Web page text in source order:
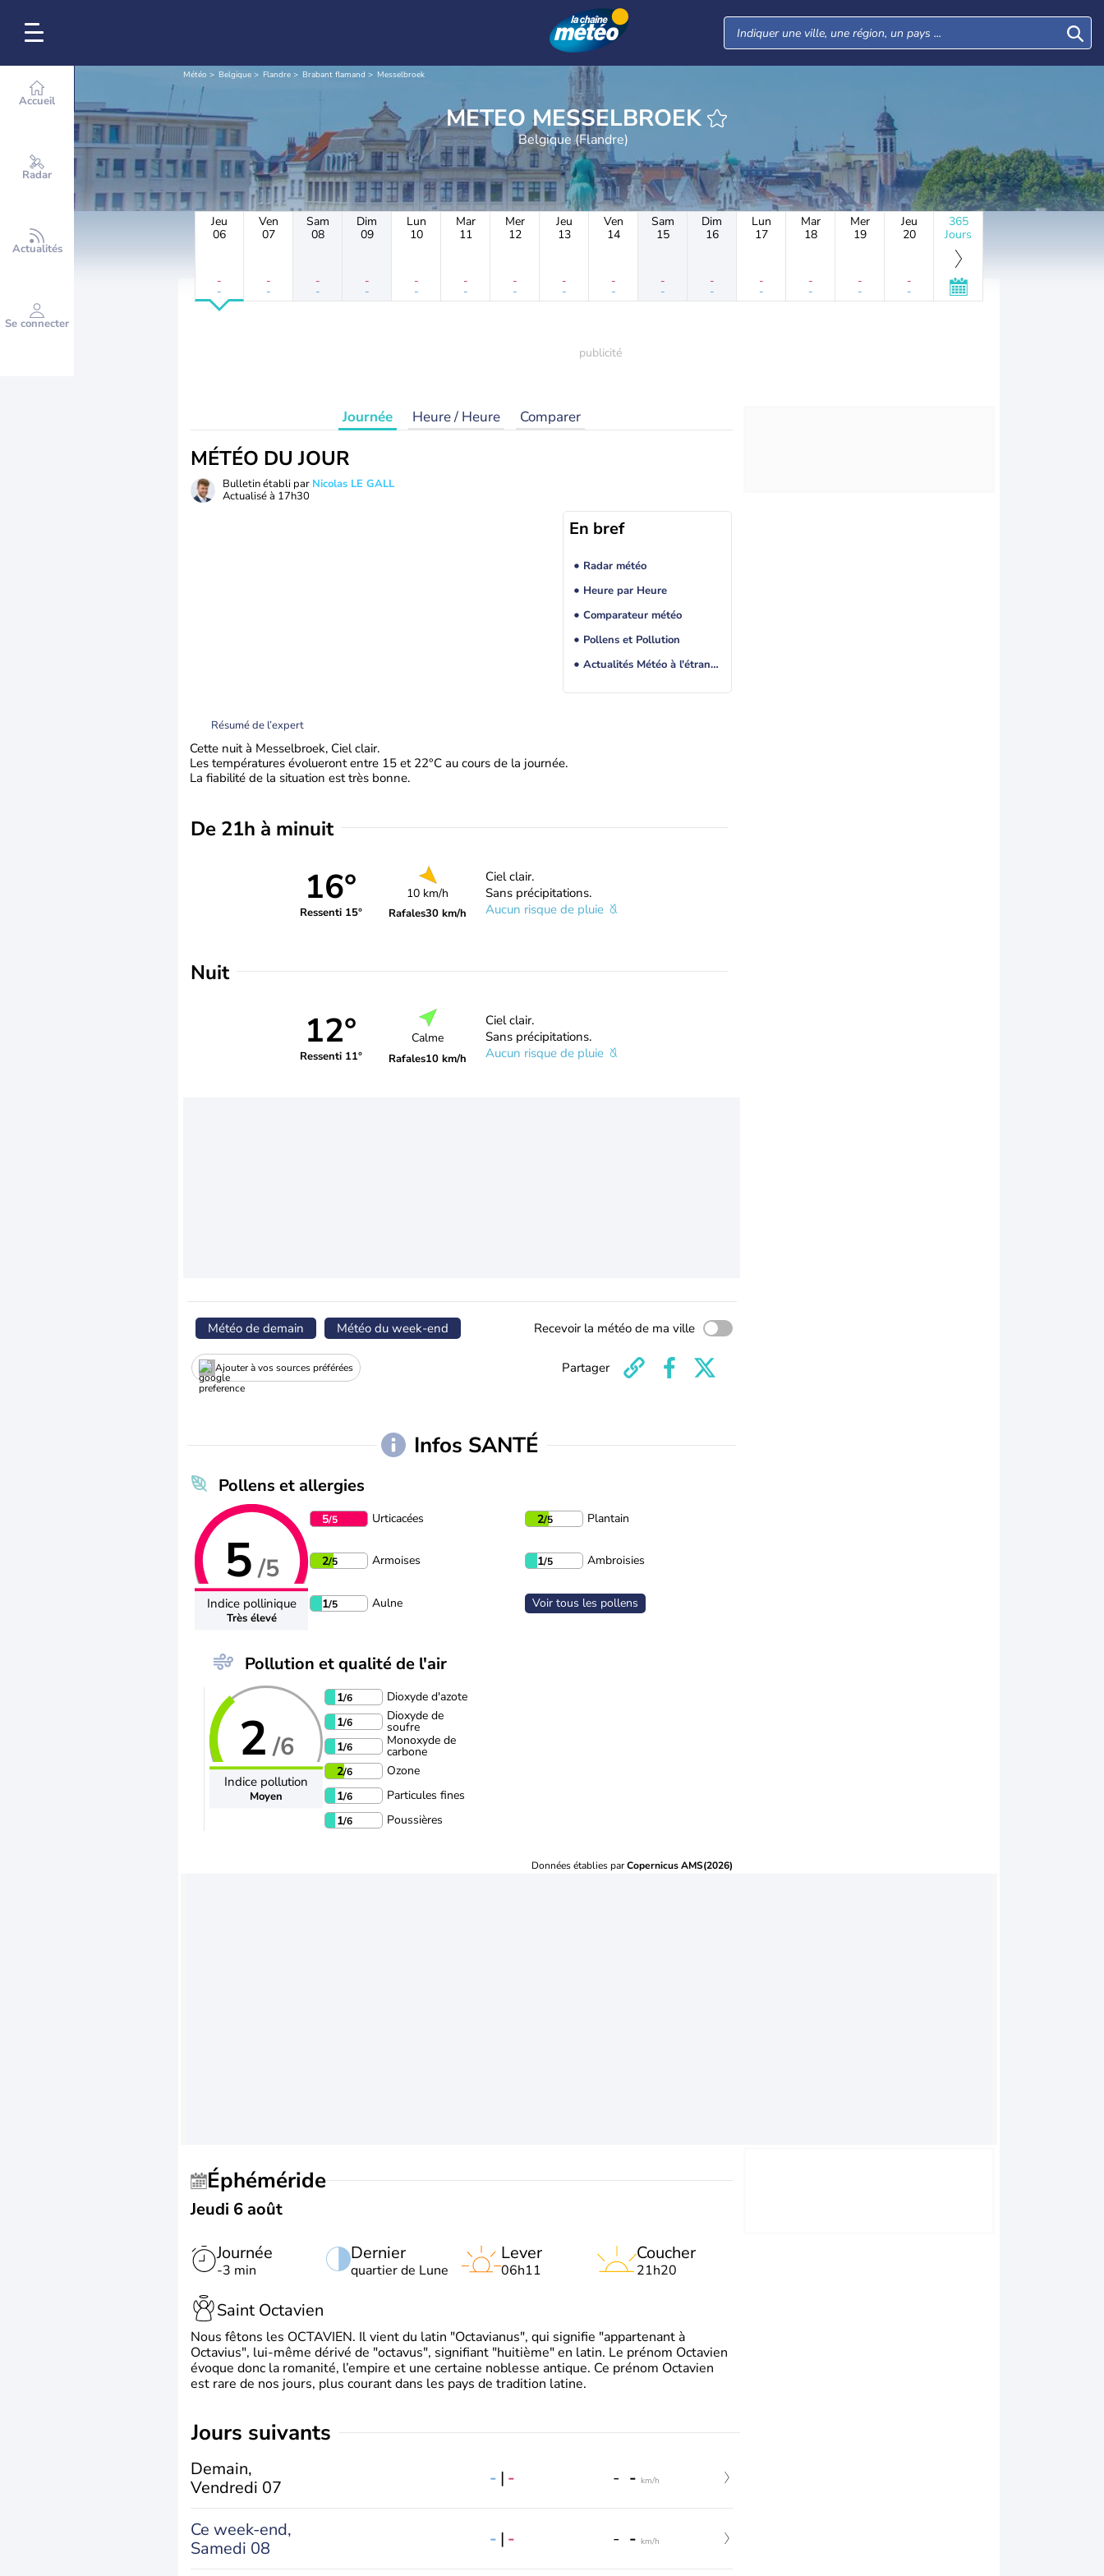
Accueil
Radar
Actualités
Se connecter
Météo Belgique Flandre Brabant flamand Messelbroek
METEO MESSELBROEK
Belgique (Flandre)
Jeu
06
-
-
Ven
07
-
-
Sam
08
-
-
Dim
09
-
-
Lun
10
-
-
Mar
11
-
-
Mer
12
-
-
Jeu
13
-
-
Ven
14
-
-
Sam
15
-
-
Dim
16
-
-
Lun
17
-
-
Mar
18
-
-
Mer
19
-
-
Jeu
20
-
-
365
Jours
Journée Heure / Heure Comparer
MÉTÉO DU JOUR
Bulletin établi par Nicolas LE GALL
Actualisé à 17h30
En bref
Radar météo
Heure par Heure
Comparateur météo
Pollens et Pollution
Actualités Météo à l'étranger
Résumé de l’expert
Cette nuit à Messelbroek, Ciel clair.
Les températures évolueront entre 15 et 22°C au cours de la journée.
La fiabilité de la situation est très bonne.
De 21h à minuit
16°
Ressenti 15°
10 km/h
Rafales30 km/h
Ciel clair.
Sans précipitations.
Aucun risque de pluie
Nuit
12°
Ressenti 11°
Calme
Rafales10 km/h
Ciel clair.
Sans précipitations.
Aucun risque de pluie
Météo de demain Météo du week-end Recevoir la météo de ma ville
Ajouter à vos sources préférées Partager
Infos SANTÉ
Pollens et allergies
5/5
Indice pollinique
Très élevé
5/5 Urticacées 2/5 Plantain
2/5 Armoises 1/5 Ambroisies
1/5 Aulne Voir tous les pollens
Pollution et qualité de l'air
2 /6
Indice pollution
Moyen
1/6
Dioxyde d'azote
1/6 Dioxyde de
soufre
1/6 Monoxyde de
carbone
2/6
Ozone
1/6
Particules fines
1/6 Poussières
Données établies parCopernicus AMS(2026)
Éphéméride
Jeudi 6 août
Journée
-3 min
Dernier
quartier de Lune
Lever
06h11
Coucher
21h20
Saint Octavien
Nous fêtons les OCTAVIEN. Il vient du latin "Octavianus", qui signifie "appartenant à
Octavius", lui-même dérivé de "octavus", signifiant "huitième" en latin. Le prénom Octavien
évoque donc la romanité, l’empire et une certaine noblesse antique. Ce prénom Octavien
est rare de nos jours, plus courant dans les pays de tradition latine.
jours suivants
Demain,
Vendredi 07
- | - - - km/h
Ce week-end,
Samedi 08
- | - - - km/h